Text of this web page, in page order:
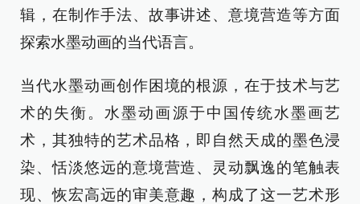
辑，在制作手法、故事讲述、意境营造等方面
探索水墨动画的当代语言。
当代水墨动画创作困境的根源，在于技术与艺
术的失衡。水墨动画源于中国传统水墨画艺
术，其独特的艺术品格，即自然天成的墨色浸
染、恬淡悠远的意境营造、灵动飘逸的笔触表
现、恢宏高远的审美意趣，构成了这一艺术形